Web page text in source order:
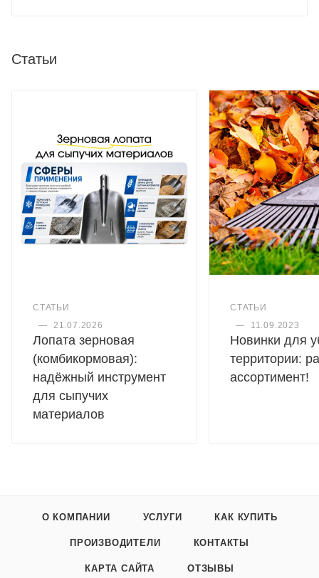
Статьи
СТАТЬИ
—
21.07.2026
Лопата зерновая
(комбикормовая):
надёжный инструмент
для сыпучих
материалов
СТАТЬИ
—
11.09.2023
Новинки для
территории:
ассортимент!
О КОМПАНИИ УСЛУГИ КАК КУПИТЬ
ПРОИЗВОДИТЕЛИ КОНТАКТЫ
КАРТА САЙТА ОТЗЫВЫ